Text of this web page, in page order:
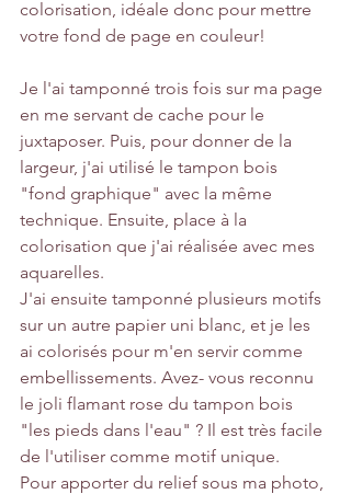
colorisation, idéale donc pour mettre
votre fond de page en couleur!
Je l'ai tamponné trois fois sur ma page
en me servant de cache pour le
juxtaposer. Puis, pour donner de la
largeur, j'ai utilisé le tampon bois
"fond graphique" avec la même
technique. Ensuite, place à la
colorisation que j'ai réalisée avec mes
aquarelles.
J'ai ensuite tamponné plusieurs motifs
sur un autre papier uni blanc, et je les
ai colorisés pour m'en servir comme
embellissements. Avez- vous reconnu
le joli flamant rose du tampon bois
"les pieds dans l'eau" ? Il est très facile
de l'utiliser comme motif unique.
Pour apporter du relief sous ma photo,